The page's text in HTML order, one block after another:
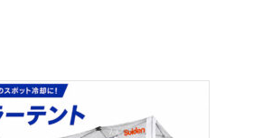
で
し
た。
す。